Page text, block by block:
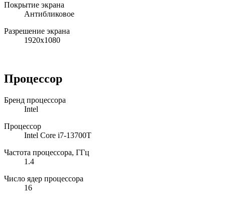
Покрытие экрана
Антибликовое
Разрешение экрана
1920x1080
Процессор
Бренд процессора
Intel
Процессор
Intel Core i7-13700T
Частота процессора, ГГц
1.4
Число ядер процессора
16